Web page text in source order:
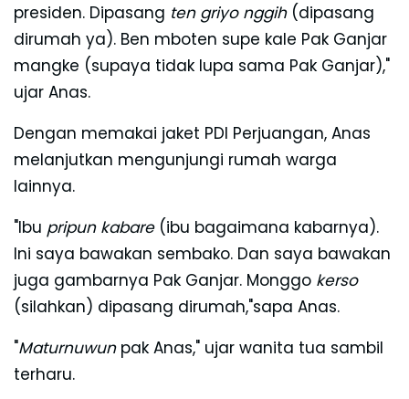
presiden. Dipasang ten griyo nggih(dipasang
dirumah ya). Ben mboten supe kale Pak Ganjar
mangke (supaya tidak lupa sama Pak Ganjar),"
ujar Anas.
Dengan memakai jaket PDI Perjuangan, Anas
melanjutkan mengunjungi rumah warga
lainnya.
"Ibu pripun kabare(ibu bagaimana kabarnya).
Ini saya bawakan sembako. Dan saya bawakan
juga gambarnya Pak Ganjar. Monggo kerso
(silahkan) dipasang dirumah,"sapa Anas.
"Maturnuwunpak Anas," ujar wanita tua sambil
terharu.